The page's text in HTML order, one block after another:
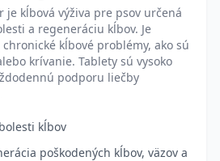
je kĺbová výživa pre psov určená
a regeneráciu kĺbov. Je
kĺbové problémy, ako sú
krívanie. Tablety sú vysoko
podporu liečby
kĺbov
poškodených kĺbov, väzov a